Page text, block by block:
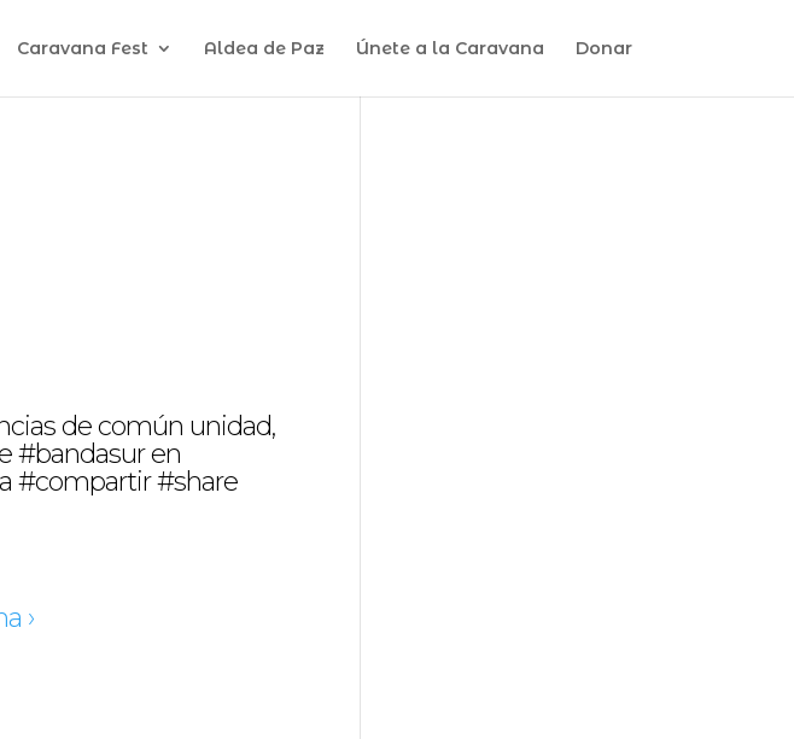
Caravana Fest Aldea de Paz Únete a la Caravana Donar
de común unidad,
#bandasur en
#compartir #share
›